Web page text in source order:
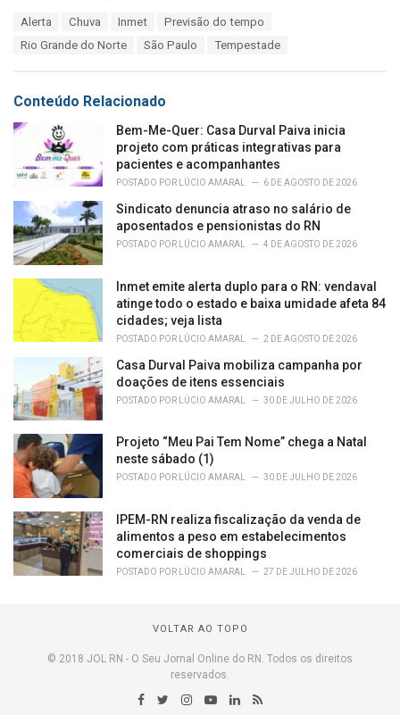
i
e
s
Alerta Chuva Inmet
Previsão do tempo
Rio Grande do Norte
São Paulo Tempestade
Conteúdo Relacionado
Bem-Me-Quer: Casa Durval Paiva inicia
projeto com práticas integrativas para
pacientes e acompanhantes
POSTADO POR LÚCIO AMARAL 6 DE AGOSTO DE 2026
Sindicato denuncia atraso no salário de
aposentados e pensionistas do RN
POSTADO POR LÚCIO AMARAL 4 DE AGOSTO DE 2026
Inmet emite alerta duplo para o RN: vendaval
atinge todo o estado e baixa umidade afeta 84
cidades; veja lista
POSTADO POR LÚCIO AMARAL 2 DE AGOSTO DE 2026
Casa Durval Paiva mobiliza campanha por
doações de itens essenciais
POSTADO POR LÚCIO AMARAL 30 DE JULHO DE 2026
Projeto “Meu Pai Tem Nome” chega a Natal
neste sábado (1)
POSTADO POR LÚCIO AMARAL 30 DE JULHO DE 2026
IPEM-RN realiza fiscalização da venda de
alimentos a peso em estabelecimentos
comerciais de shoppings
POSTADO POR LÚCIO AMARAL 27 DE JULHO DE 2026
VOLTAR AO TOPO
© 2018 JOL RN - O Seu Jornal Online do RN. Todos os direitos
reservados.